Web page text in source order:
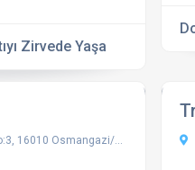
Zirvede Yaşa
Osmangazi/Bursa